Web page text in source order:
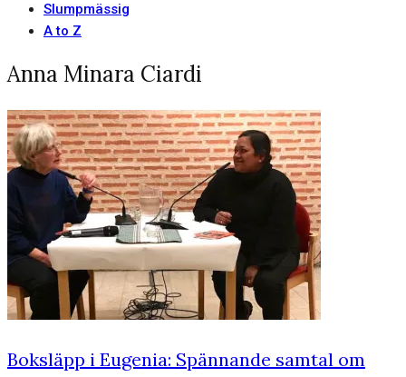
Slumpmässig
A to Z
Anna Minara Ciardi
Boksläpp i Eugenia: Spännande samtal om